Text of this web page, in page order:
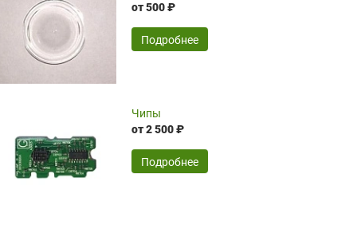
широкий ассортимент ламп, как оригиналов,
так и аналогов.Быстрое оформление и
передача в доставку, приемлемые цены. Мне
понравилось.
Читать полностью
16.04.2026
от 500 ₽
Подробнее
Чипы
от 2 500 ₽
Подробнее